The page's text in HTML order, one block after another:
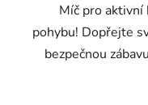
Míč pro aktivní
pohybu! Dopřejte
bezpečnou